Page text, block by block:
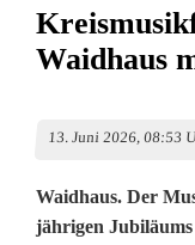
Waidhaus
13. Juni 2026, 08:53
Waidhaus. Der
jährigen Jubiläums